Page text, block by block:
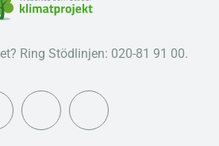
Ring Stödlinjen: 020-81 91 00.